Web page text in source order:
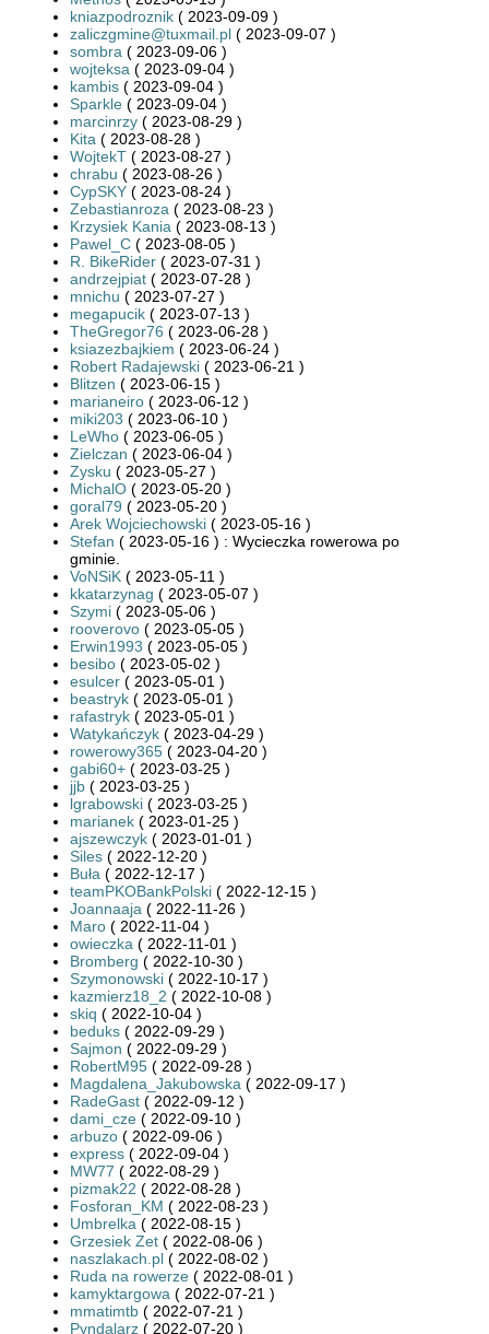
kniazpodroznik ( 2023-09-09 )
zaliczgmine@tuxmail.pl ( 2023-09-07 )
sombra ( 2023-09-06 )
wojteksa ( 2023-09-04 )
kambis ( 2023-09-04 )
Sparkle ( 2023-09-04 )
marcinrzy ( 2023-08-29 )
Kita ( 2023-08-28 )
WojtekT ( 2023-08-27 )
chrabu ( 2023-08-26 )
CypSKY ( 2023-08-24 )
Zebastianroza ( 2023-08-23 )
Krzysiek Kania ( 2023-08-13 )
Pawel_C ( 2023-08-05 )
R. BikeRider ( 2023-07-31 )
andrzejpiat ( 2023-07-28 )
mnichu ( 2023-07-27 )
megapucik ( 2023-07-13 )
TheGregor76 ( 2023-06-28 )
ksiazezbajkiem ( 2023-06-24 )
Robert Radajewski ( 2023-06-21 )
Blitzen ( 2023-06-15 )
marianeiro ( 2023-06-12 )
miki203 ( 2023-06-10 )
LeWho ( 2023-06-05 )
Zielczan ( 2023-06-04 )
Zysku ( 2023-05-27 )
MichalO ( 2023-05-20 )
goral79 ( 2023-05-20 )
Arek Wojciechowski ( 2023-05-16 )
Stefan ( 2023-05-16 ) : Wycieczka rowerowa po
gminie.
VoNSiK ( 2023-05-11 )
kkatarzynag ( 2023-05-07 )
Szymi ( 2023-05-06 )
rooverovo ( 2023-05-05 )
Erwin1993 ( 2023-05-05 )
besibo ( 2023-05-02 )
esulcer ( 2023-05-01 )
beastryk ( 2023-05-01 )
rafastryk ( 2023-05-01 )
Watykańczyk ( 2023-04-29 )
rowerowy365 ( 2023-04-20 )
gabi60+ ( 2023-03-25 )
jjb ( 2023-03-25 )
lgrabowski ( 2023-03-25 )
marianek ( 2023-01-25 )
ajszewczyk ( 2023-01-01 )
Siles ( 2022-12-20 )
Buła ( 2022-12-17 )
teamPKOBankPolski ( 2022-12-15 )
Joannaaja ( 2022-11-26 )
Maro ( 2022-11-04 )
owieczka ( 2022-11-01 )
Bromberg ( 2022-10-30 )
Szymonowski ( 2022-10-17 )
kazmierz18_2 ( 2022-10-08 )
skiq ( 2022-10-04 )
beduks ( 2022-09-29 )
Sajmon ( 2022-09-29 )
RobertM95 ( 2022-09-28 )
Magdalena_Jakubowska ( 2022-09-17 )
RadeGast ( 2022-09-12 )
dami_cze ( 2022-09-10 )
arbuzo ( 2022-09-06 )
express ( 2022-09-04 )
MW77 ( 2022-08-29 )
pizmak22 ( 2022-08-28 )
Fosforan_KM ( 2022-08-23 )
Umbrelka ( 2022-08-15 )
Grzesiek Zet ( 2022-08-06 )
naszlakach.pl ( 2022-08-02 )
Ruda na rowerze ( 2022-08-01 )
kamyktargowa ( 2022-07-21 )
mmatimtb ( 2022-07-21 )
Pyndalarz ( 2022-07-20 )